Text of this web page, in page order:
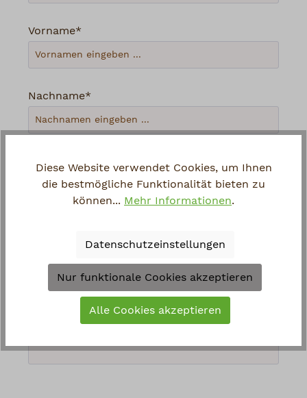
Vorname*
Nachname*
Loading...
Um weiterzugehen, geben Sie die oben
abgebildeten Zeichen ein*
Diese Website verwendet Cookies, um Ihnen
die bestmögliche Funktionalität bieten zu
können... Mehr Informationen.
Datenschutzeinstellungen
Nur funktionale Cookies akzeptieren
Alle Cookies akzeptieren